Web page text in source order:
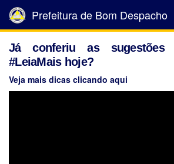
Prefeitura de Bom Despacho
Já conferiu as
#LeiaMais hoje?
Veja mais dicas clicando aqui